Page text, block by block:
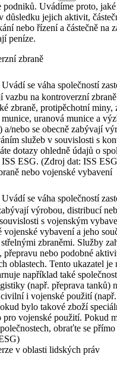
podniků. Uvádíme proto,
důsledku jejich aktivit,
nebo řízení a částečně na
peníze.
zbraně
Uvádí se váha společností
vazbu na kontroverzní
zbraně, protipěchotní miny,
munice, uranová munice a
a/nebo se obecně zabývají
služeb v souvislosti s
dotazy ohledně údajů o
ESG. (Zdroj dat: ISS
nebo vojenské vybavení
Uvádí se váha společností
výrobou, distribucí
s vojenským
vojenské vybavení a jeho
zbraněmi. Služby
přepravu nebo podobné
oblastech. Tento ukazatel je
například také
(např. přeprava tanků)
i vojenské použití
bylo takové zboží
pro vojenské použití. Pokud
obraťte se
v oblasti lidských práv